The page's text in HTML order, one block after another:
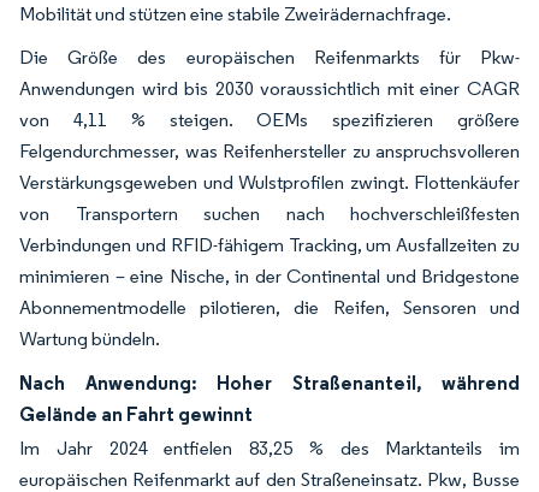
Mobilität und stützen eine stabile Zweirädernachfrage.
Die Größe des europäischen Reifenmarkts für Pkw-
Anwendungen wird bis 2030 voraussichtlich mit einer CAGR
von 4,11 % steigen. OEMs spezifizieren größere
Felgendurchmesser, was Reifenhersteller zu anspruchsvolleren
Verstärkungsgeweben und Wulstprofilen zwingt. Flottenkäufer
von Transportern suchen nach hochverschleißfesten
Verbindungen und RFID-fähigem Tracking, um Ausfallzeiten zu
minimieren – eine Nische, in der Continental und Bridgestone
Abonnementmodelle pilotieren, die Reifen, Sensoren und
Wartung bündeln.
Nach Anwendung: Hoher Straßenanteil, während
Gelände an Fahrt gewinnt
Im Jahr 2024 entfielen 83,25 % des Marktanteils im
europäischen Reifenmarkt auf den Straßeneinsatz. Pkw, Busse